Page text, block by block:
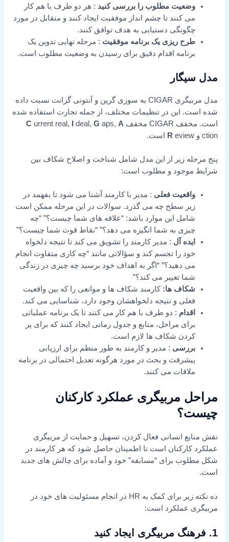
وضعیت مطلوب را بررسی کنید : هر دو طرف با هم کار
می کنند تا چشم انداز موفقیت ایجاد کنند و متقابل در مورد
چگونگی دستیابی به هدف توافق کنند.
طرح ریزی یک برنامه موفقیت : مرحله نهایی تدوین یک
برنامه اقدام دقیق برای رسیدن به وضعیت مطلوب است.
مدل سیگار
مدل مربیگری CIGAR به سوزی گرین و آنتونی گرانت نسبت داده
شده است. این در تنظیمات مختلف، از جمله تجارت استفاده شده
است. مخفف CIGAR مخفف
Current real, deal, G aps, A
ction و
R eview است.
پنج مرحله زیر از این مدل شامل شناخت و اصلاح شکاف بین
شرایط موجود و مطلوب است:
واقعیت فعلی : مدیر با کارمند آشنا می شود تا بفهمد در
زیر سطح چه می گذرد. سوالات در این مرحله ممکن است
شامل این موارد باشد: “علاقه های شما چیست؟” “چه
چیزی به شما انگیزه می دهد؟” “نقاط قوت شما چیست؟”
ایده آل : مدیر کارمند را تشویق می کند تا نتیجه دلخواه
خود را تجسم کند و سؤالاتی مانند “چه کاری متفاوت انجام
می دهید؟” “اگر به اهداف خود برسید چه چیزی در زندگی
شما تغییر می کند؟”
شکاف ها: کارمند شکاف ها و موانعی را که بین واقعیت
فعلی و نتیجه دلخواهشان وجود دارد، شناسایی می کند.
اقدام : دو طرف با هم کار می کنند تا یک برنامه عملیاتی
برای مراحل، منابع و جدول زمانی ایجاد کنند که برای پر
کردن شکاف ها لازم است.
بررسی : مدیر و کارمند به طور منظم برای ارزیابی
پیشرفت و بحث در مورد هرگونه تعدیل احتمالی در برنامه
ملاقات می کنند.
مراحل مربیگری عملکرد کارکنان
چیست؟
نقش منابع انسانی فعال کردن، تسهیل و حمایت از مربیگری
عملکرد کارکنان است تا اطمینان حاصل شود که هر کارمند در
شکل مطلوب برای “مسابقه” خود و آماده برای چالش های جدید
است.
ده نکته زیر برای کمک به HR در انجام مسئولیت های خود در
مربیگری عملکرد است:
1. فرهنگ مربیگری ایجاد کنید